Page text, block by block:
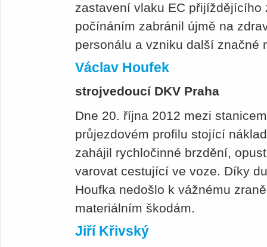
zastavení vlaku EC přijíždějícího
počínáním zabránil újmě na
personálu a vzniku další značné
Václav Houfek
strojvedoucí DKV Praha
Dne 20. října 2012 mezi
průjezdovém profilu stojící
zahájil rychločinné brzdění,
varovat cestující ve voze. Díky
Houfka nedošlo k vážnému
materiálním škodám.
Jiří Křivský